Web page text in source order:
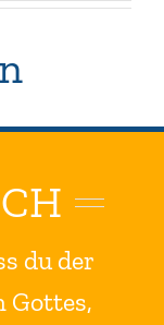
du der
Gottes,